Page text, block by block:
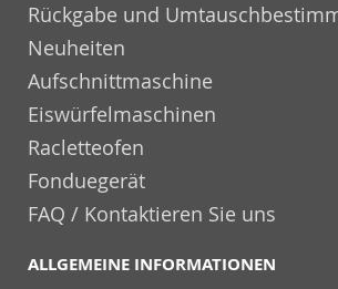
Rückgabe und
Neuheiten
Aufschnittmaschine
Eiswürfelmaschinen
Racletteofen
Fonduegerät
FAQ / Kontaktieren Sie uns
ALLGEMEINE INFORMATIONEN